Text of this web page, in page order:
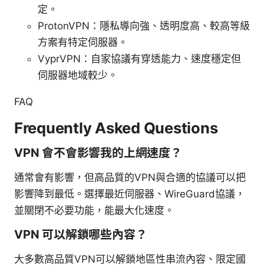
定。
ProtonVPN：隱私導向強、透明度高、較高等級
方案有特定伺服器。
VyprVPN：自家協議有穿透能力、速度穩定但
伺服器地域較少。
FAQ
Frequently Asked Questions
VPN 會不會影響我的上網速度？
通常會有影響，但高品質的VPN與合適的協議可以把
影響降到最低。選擇最近伺服器、WireGuard協議，
並關閉不必要功能，能最大化速度。
VPN 可以解鎖哪些內容？
大多數高品質VPN可以解鎖地區性串流內容、限定國